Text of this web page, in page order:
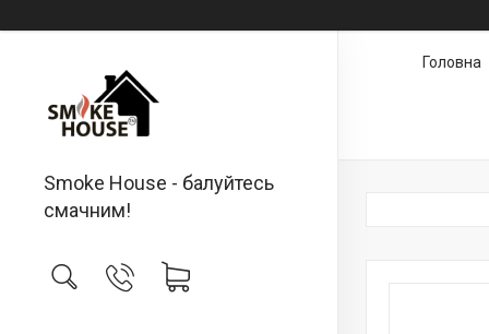
Smoke House - балуйтесь
смачним!
Головна